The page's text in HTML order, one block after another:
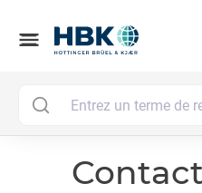
menu